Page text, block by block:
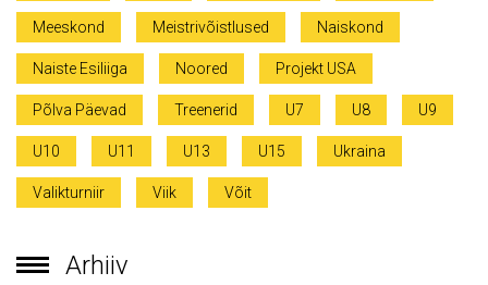
Meeskond Meistrivõistlused Naiskond
Naiste Esiliiga Noored Projekt USA
Põlva Päevad Treenerid U7 U8 U9
U10 U11 U13 U15 Ukraina
Valikturniir Viik Võit
Arhiiv